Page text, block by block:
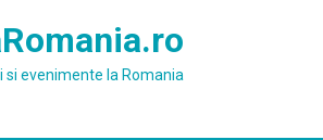
si evenimente la Romania